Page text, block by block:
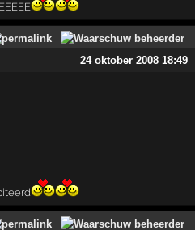
24 oktober 2008 18:49